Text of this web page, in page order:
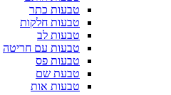
טבעות כתר
טבעות חלקות
טבעות לב
טבעות עם חריטה
טבעות פס
טבעת שם
טבעות אות